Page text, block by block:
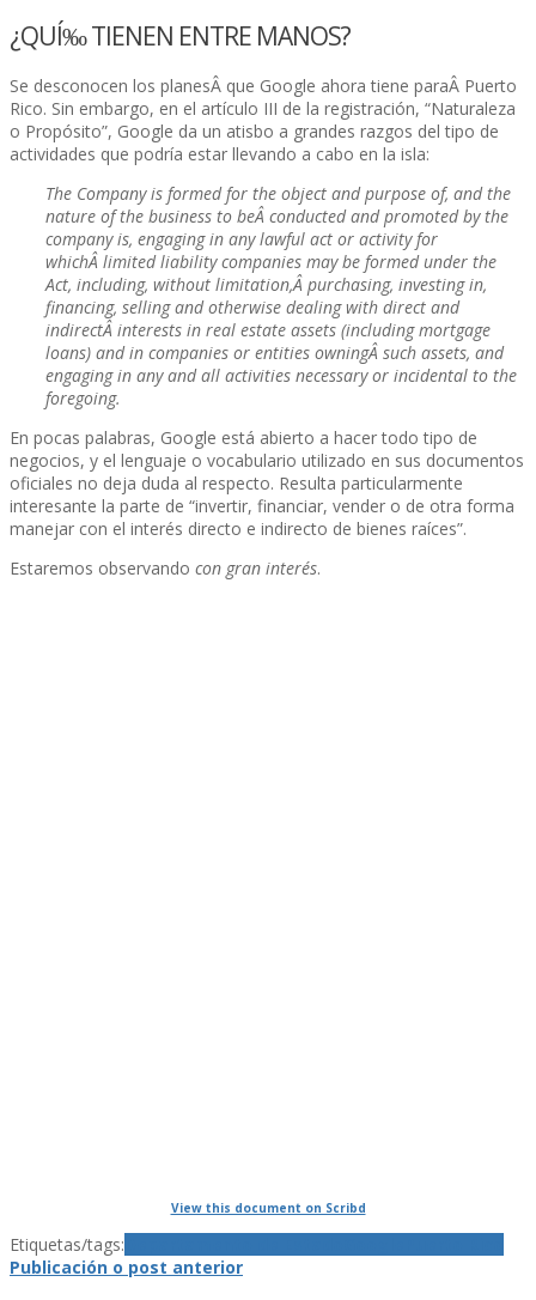
¿QUÍ‰ TIENEN ENTRE MANOS?
Se desconocen los planesÂ que Google ahora tiene paraÂ Puerto
Rico. Sin embargo, en el artí­culo III de la registración, “Naturaleza
o Propósito”, Google da un atisbo a grandes razgos del tipo de
actividades que podrí­a estar llevando a cabo en la isla:
The Company is formed for the object and purpose of, and the
nature of the business to beÂ conducted and promoted by the
company is, engaging in any lawful act or activity for
whichÂ limited liability companies may be formed under the
Act, including, without limitation,Â purchasing, investing in,
financing, selling and otherwise dealing with direct and
indirectÂ interests in real estate assets (including mortgage
loans) and in companies or entities owningÂ such assets, and
engaging in any and all activities necessary or incidental to the
foregoing.
En pocas palabras, Google está abierto a hacer todo tipo de
negocios, y el lenguaje o vocabulario utilizado en sus documentos
oficiales no deja duda al respecto. Resulta particularmente
interesante la parte de “invertir, financiar, vender o de otra forma
manejar con el interés directo e indirecto de bienes raí­ces”.
Estaremos observando con gran interés.
View this document on Scribd
Etiquetas/tags:
Publicación o post anterior